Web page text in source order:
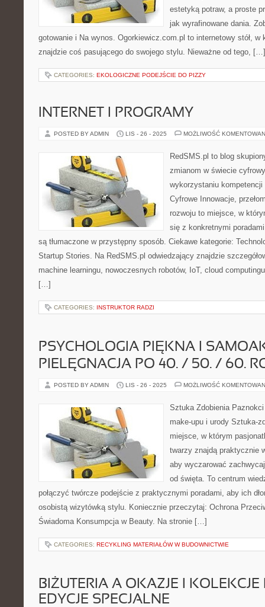
estetyką potraw, a proste
jak wyrafinowane dania.
gotowanie i Na wynos. Ogorkiewicz.com.pl to internetowy stół,
znajdzie coś pasującego do swojego stylu. Nieważne od tego, […]
CATEGORIES: EKOLOGICZNE PODEJŚCIE DO PIZZY
INTERNET I PROGRAMY
POSTED BY ADMIN LIS - 26 - 2025 MOŻLIWOŚĆ
RedSMS.pl to blog
zmianom w świecie
wykorzystaniu
Cyfrowe Innowacje,
rozwoju to miejsce, w
się z konkretnymi
są tłumaczone w przystępny sposób. Ciekawe kategorie:
Startup Stories. Na RedSMS.pl odwiedzający znajdzie
machine learningu, nowoczesnych robotów, IoT, cloud
[…]
CATEGORIES: INSTRUKTOR RADZI
PSYCHOLOGIA PIĘKNA I
PIELĘGNACJA PO 40. / 50. / 60.
POSTED BY ADMIN LIS - 26 - 2025 MOŻLIWOŚĆ
Sztuka Zdobienia
make-upu i urody Sztuka-
miejsce, w którym
twarzy znajdą praktycznie
aby wyczarować
od święta. To centrum
połączyć twórcze podejście z praktycznymi poradami, aby ich
osobistą wizytówką stylu. Koniecznie przeczytaj: Ochrona
Świadoma Konsumpcja w Beauty. Na stronie […]
CATEGORIES: RECYKLING MATERIAŁÓW W BUDOWNICTWIE
BIŻUTERIA A OKAZJE I
EDYCJE SPECJALNE